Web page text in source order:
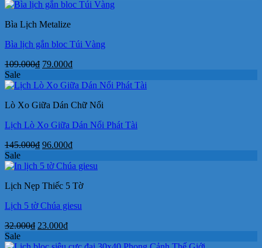
là:
tại
24.000₫.
Bìa Lịch Metalize
Bìa lịch gắn bloc Túi Vàng
109.000₫ Giá
là:
79.000₫Giá
tại
79.000₫.
Sale
Lò Xo Giữa Dán Chữ Nổi
Lịch Lò Xo Giữa Dán Nổi Phát Tài
145.000₫ Giá
là:
96.000₫Giá
tại
96.000₫.
Sale
Lịch Nẹp Thiếc 5 Tờ
Lịch 5 tờ Chúa giesu
32.000₫ Giá
23.000₫Giá
Sale